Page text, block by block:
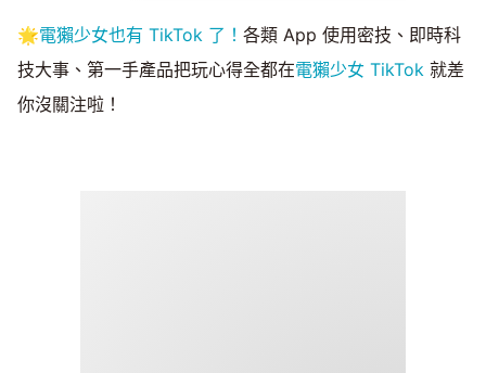
🌟電獺少女也有 TikTok 了！ 各類 App 使用密技、即時科
技大事、第一手產品把玩心得全都在電獺少女 TikTok 就差
你沒關注啦！